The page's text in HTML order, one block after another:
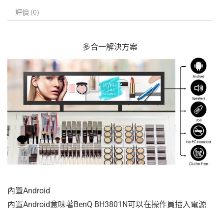
評價 (0)
多合一解決方案
內置Android
內置Android意味著BenQ BH3801N可以在操作員插入電源